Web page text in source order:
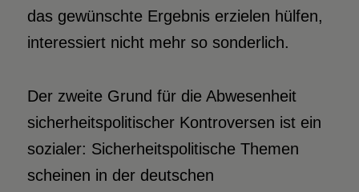
das gewünschte Ergebnis erzielen hülfen,
interessiert nicht mehr so sonderlich.
Der zweite Grund für die Abwesenheit
sicherheitspolitischer Kontroversen ist ein
sozialer: Sicherheitspolitische Themen
scheinen in der deutschen